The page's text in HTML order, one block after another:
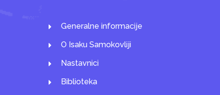
Generalne informacije
O Isaku Samokovliji
Nastavnici
Biblioteka